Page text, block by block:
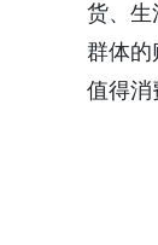
货、生
群体的
值得消